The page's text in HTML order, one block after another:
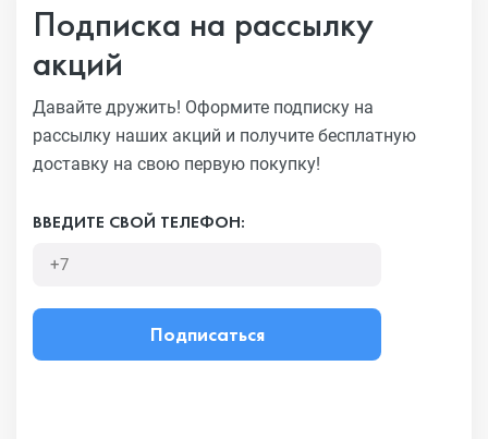
Подписка на рассылку
акций
Давайте дружить! Оформите подписку на
рассылку наших акций и получите бесплатную
доставку на свою первую покупку!
ВВЕДИТЕ СВОЙ ТЕЛЕФОН:
Подписаться